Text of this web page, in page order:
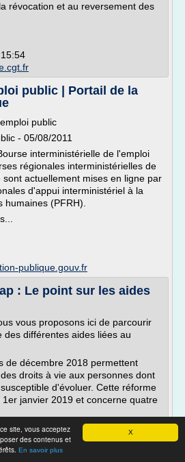
X
site, vous acceptez
des contenus et
En savoir plus
révocation et au reversement des
public | Portail de la
public
- 05/08/2011
interministérielle de l'emploi
régionales interministérielles de
sont actuellement mises en ligne par
d'appui interministériel à la
(PFRH).
publique.gouv.fr
: Le point sur les aides
vous proposons ici de parcourir
des différentes aides liées au
de décembre 2018 permettent
droits à vie aux personnes dont
d'évoluer. Cette réforme
janvier 2019 et concerne quatre